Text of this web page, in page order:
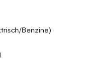
Benzine)